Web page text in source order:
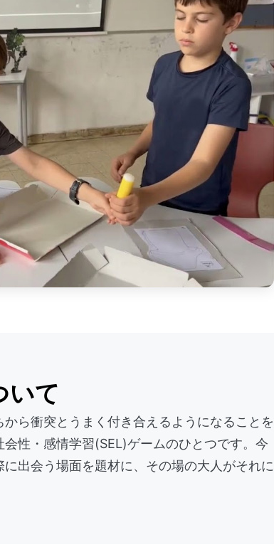
いて
ら衝突とうまく付き合えるようになることを
性・感情学習(SEL)ゲームのひとつです。今
出会う場面を題材に、その場の大人がそれに